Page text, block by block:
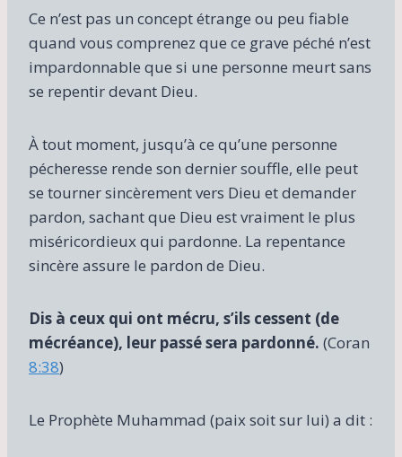
Ce n’est pas un concept étrange ou peu fiable
quand vous comprenez que ce grave péché n’est
impardonnable que si une personne meurt sans
se repentir devant Dieu.
À tout moment, jusqu’à ce qu’une personne
pécheresse rende son dernier souffle, elle peut
se tourner sincèrement vers Dieu et demander
pardon, sachant que Dieu est vraiment le plus
miséricordieux qui pardonne. La repentance
sincère assure le pardon de Dieu.
Dis à ceux qui ont mécru, s’ils cessent (de
mécréance), leur passé sera pardonné. (Coran
8:38)
Le Prophète Muhammad (paix soit sur lui) a dit :